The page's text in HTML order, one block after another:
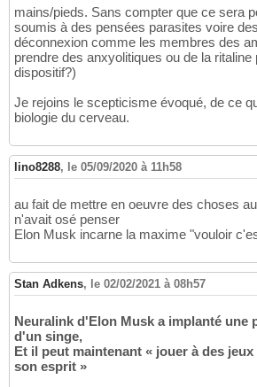
mains/pieds. Sans compter que ce sera
soumis à des pensées parasites voire
déconnexion comme les membres des
prendre des anxyolitiques ou de la ritaline
dispositif?)
Je rejoins le scepticisme évoqué, de ce
biologie du cerveau.
lino8288, le 05/09/2020 à 11h58
au fait de mettre en oeuvre des choses
n'avait osé penser
Elon Musk incarne la maxime "vouloir
Stan Adkens, le 02/02/2021 à 08h57
Neuralink d'Elon Musk a implanté une
d'un singe,
Et il peut maintenant « jouer à des
son esprit »